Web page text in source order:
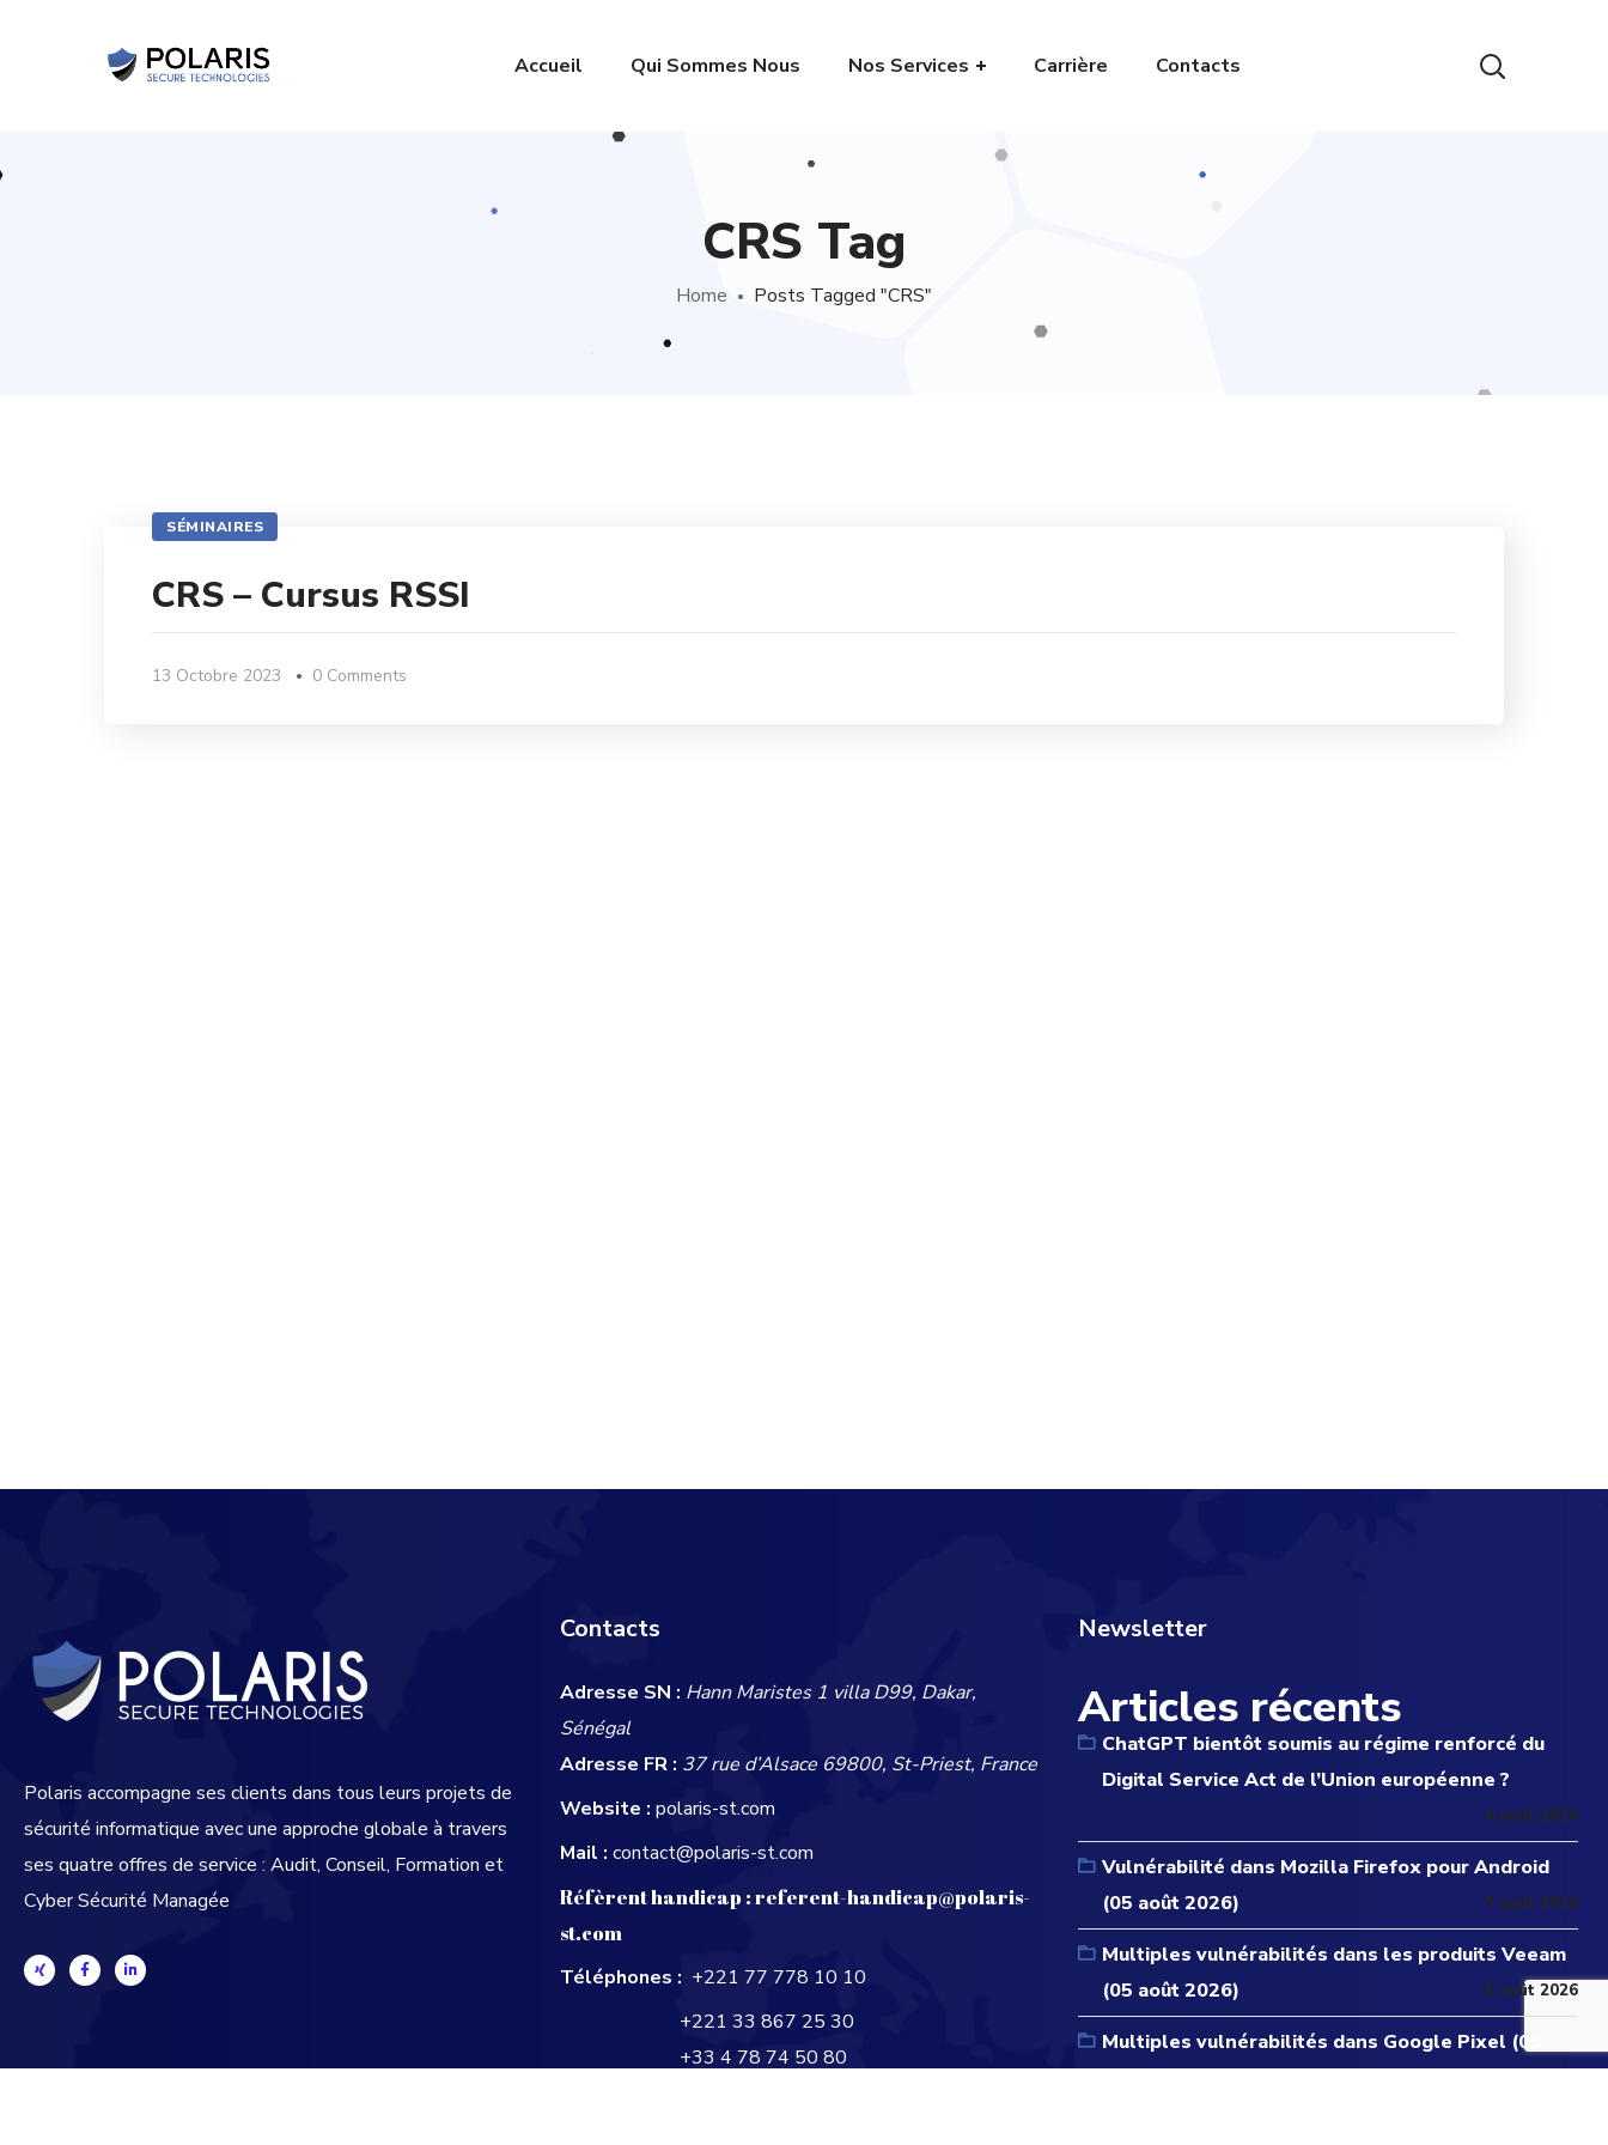
Accueil Qui Sommes Nous Nos Services Carrière Contacts
CRS Tag
Home Posts Tagged "CRS"
SÉMINAIRES
CRS – Cursus RSSI
13 Octobre 2023 0 Comments
Polaris accompagne ses clients dans tous leurs projets de
sécurité informatique avec une approche globale à travers
ses quatre offres de service : Audit, Conseil, Formation et
Cyber Sécurité Managée
Contacts
Adresse SN : Hann Maristes 1 villa D99, Dakar,
Sénégal
Adresse FR : 37 rue d’Alsace 69800, St-Priest, France
Website : polaris-st.com
Mail : contact@polaris-st.com
Réfèrent handicap :referent-handicap@polaris-
st.com
Téléphones : +221 77 778 10 10
+221 33 867 25 30
+33 4 78 74 50 80
Newsletter
Articles récents
ChatGPT bientôt soumis au régime renforcé du
Digital Service Act de l’Union européenne ?
6 août 2026
Vulnérabilité dans Mozilla Firefox pour Android
(05 août 2026)
5 août 2026
Multiples vulnérabilités dans les produits Veeam
(05 août 2026)
5 août 2026
Multiples vulnérabilités dans Google Pixel (05